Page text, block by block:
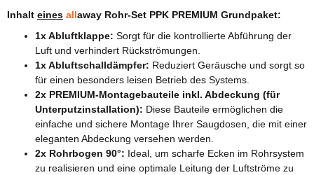
Inhalt eines allaway Rohr-Set PPK PREMIUM Grundpaket:
1x Abluftklappe: Sorgt für die kontrollierte Abführung der
Luft und verhindert Rückströmungen.
1x Abluftschalldämpfer: Reduziert Geräusche und sorgt so
für einen besonders leisen Betrieb des Systems.
2x PREMIUM-Montagebauteile inkl. Abdeckung (für
Unterputzinstallation): Diese Bauteile ermöglichen die
einfache und sichere Montage Ihrer Saugdosen, die mit einer
eleganten Abdeckung versehen werden.
2x Rohrbogen 90°: Ideal, um scharfe Ecken im Rohrsystem
zu realisieren und eine optimale Leitung der Luftströme zu